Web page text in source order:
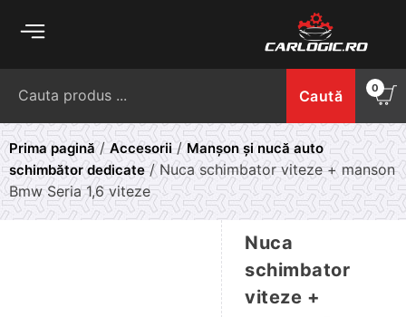
Caută 0
Prima pagină/Accesorii/Manșon și nucă auto
schimbător dedicate/ Nuca schimbator viteze + manson
Bmw Seria 1,6 viteze
Nuca
schimbator
viteze +